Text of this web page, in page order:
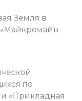
Земля в
по
и «Прикладная